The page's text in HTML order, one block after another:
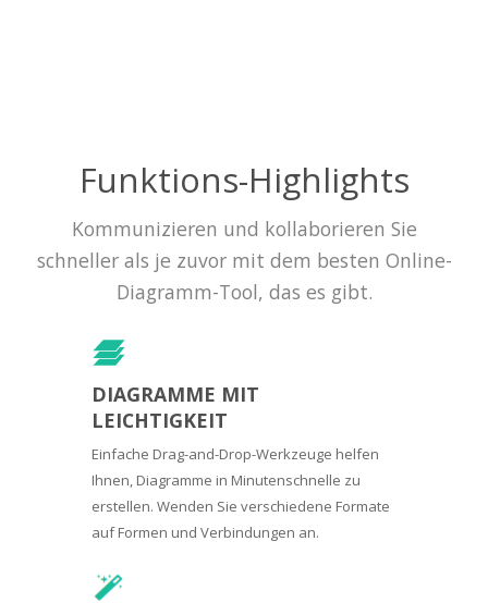
Funktions-Highlights
Kommunizieren und kollaborieren Sie
schneller als je zuvor mit dem besten Online-
Diagramm-Tool, das es gibt.
DIAGRAMME MIT
LEICHTIGKEIT
Einfache Drag-and-Drop-Werkzeuge helfen
Ihnen, Diagramme in Minutenschnelle zu
erstellen. Wenden Sie verschiedene Formate
auf Formen und Verbindungen an.